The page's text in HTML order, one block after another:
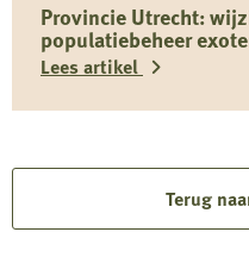
(canis)
wilde
zwijnen
Provincie Utrecht:
populatiebeheer
Lees artikel
Provincie
Terug